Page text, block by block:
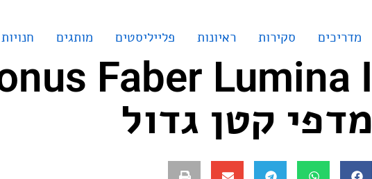
מדריכים סקירות ראיונות פלייליסטים מותגים חנויות
מדפי קטן גדול